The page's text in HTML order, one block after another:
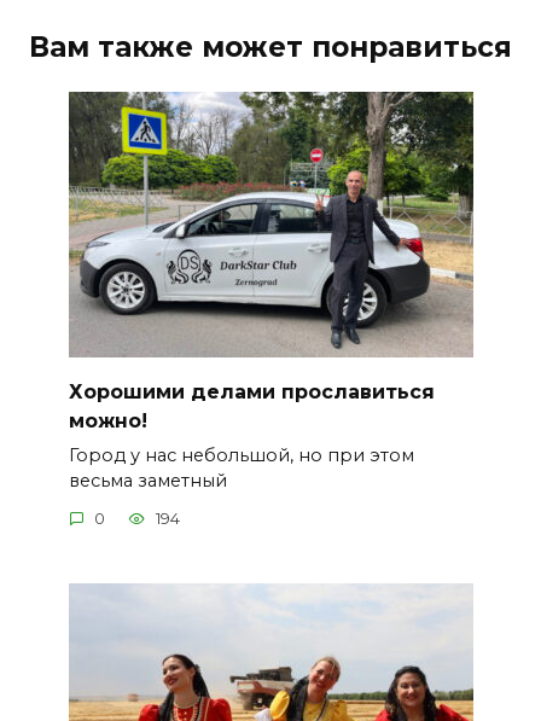
Вам также может понравиться
Хорошими делами прославиться
можно!
Город у нас небольшой, но при этом
весьма заметный
0 194